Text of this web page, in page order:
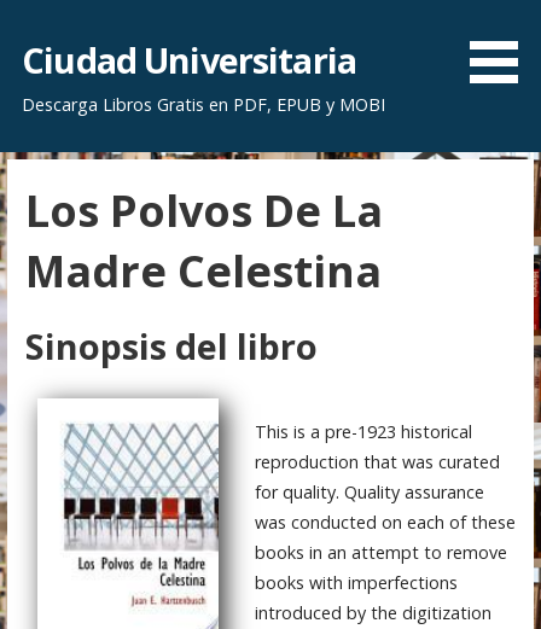
r
a
l
c
o
n
e
n
i
d
o
Ciudad Universitaria
Descarga Libros Gratis en PDF, EPUB y MOBI
Los Polvos De La
Madre Celestina
Sinopsis del libro
This is a pre-1923 historical
reproduction that was curated
for quality. Quality assurance
was conducted on each of these
books in an attempt to remove
books with imperfections
introduced by the digitization